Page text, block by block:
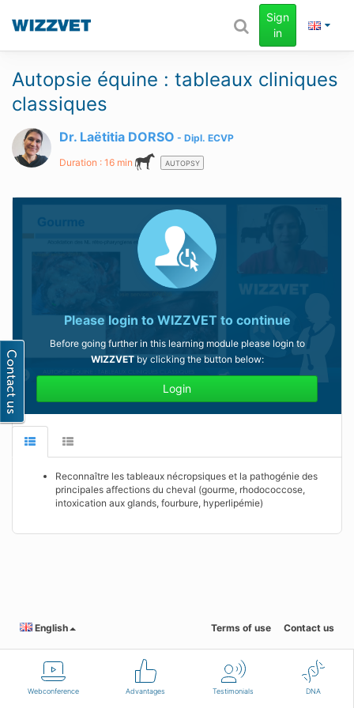
Webconference Advantages Testimonials DNA
Sign
in
Autopsie équine : tableaux cliniques
classiques
Dr. Laëtitia DORSO Dipl. ECVP
Duration : 16 min AUTOPSY
Please login to WIZZVET to continue
Before going further in this learning module please login to
WIZZVETby clicking the button below:
Login
Reconnaître les tableaux nécropsiques et la pathogénie des
principales affections du cheval (gourme, rhodococcose,
intoxication aux glands, fourbure, hyperlipémie)
English Terms of use Contact us